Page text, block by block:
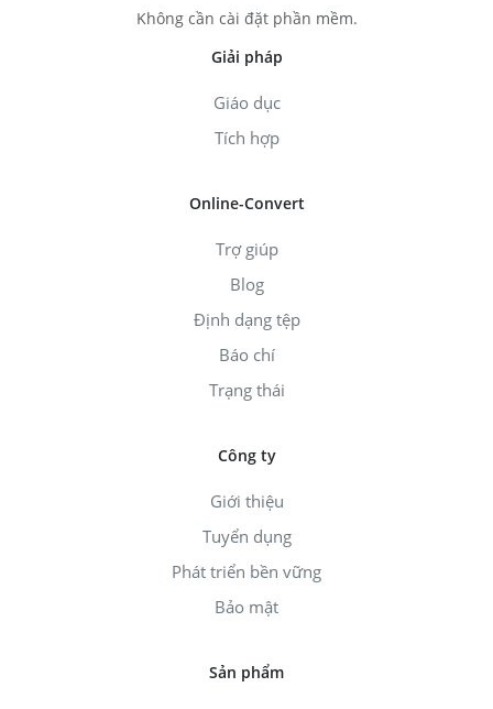
Không cần cài đặt phần mềm.
Giải pháp
Giáo dục
Tích hợp
Online-Convert
Trợ giúp
Blog
Định dạng tệp
Báo chí
Trạng thái
Công ty
Giới thiệu
Tuyển dụng
Phát triển bền vững
Bảo mật
Sản phẩm